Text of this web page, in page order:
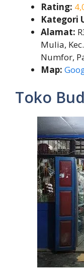
Rating:
Kategori
Alamat:
Mulia,
Numfor,
Map:
Toko